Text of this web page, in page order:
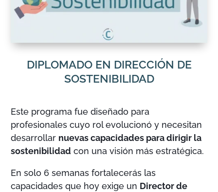
DIPLOMADO EN DIRECCIÓN DE
SOSTENIBILIDAD
Este programa fue diseñado para
profesionales cuyo rol evolucionó y necesitan
desarrollar nuevas capacidades para dirigir la
sostenibilidad con una visión más estratégica.
En solo 6 semanas fortalecerás las
capacidades que hoy exige un Director de